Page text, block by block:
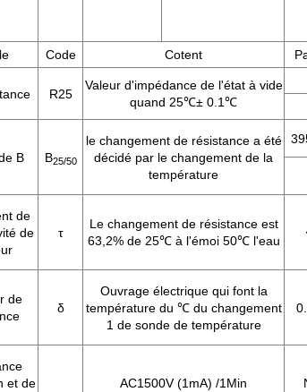
Code Cotent
R25
Valeur d'impédance de l'état à vide
quand 25℃± 0.1℃
B B25/50
le changement de résistance a été
décidé par le changement de la
température
de
de
τ
Le changement de résistance est
63,2% de 25℃ à l'émoi 50℃ l'eau
de
δ
Ouvrage électrique qui font la
température du ℃ du changement
1 de sonde de température
et de
AC1500V (1mA) /1Min